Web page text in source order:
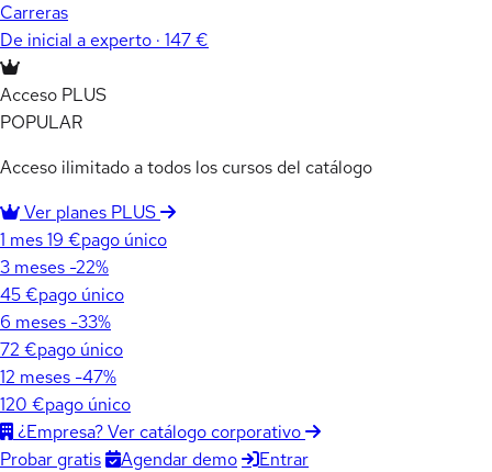
Carreras
De inicial a experto · 147 €
Acceso PLUS
POPULAR
Acceso ilimitado a todos los cursos del catálogo
Ver planes PLUS
1 mes19 €pago único
3 meses -22%
45 €pago único
6 meses -33%
72 €pago único
12 meses -47%
120 €pago único
¿Empresa? Ver catálogo corporativo
Probar gratis
Agendar demo Entrar